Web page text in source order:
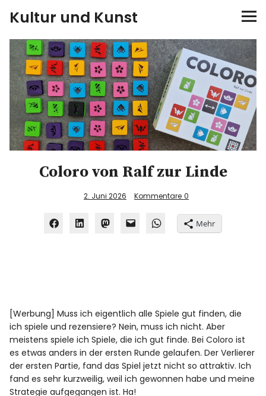
Kultur und Kunst
kultur & kunst
Ausstellungen
Spiele
Konzerte
Museen bei…
Coloro von Ralf zur Linde
2. Juni 2026 Kommentare 0
Mehr
[Werbung] Muss ich eigentlich alle Spiele gut finden, die
ich spiele und rezensiere? Nein, muss ich nicht. Aber
meistens spiele ich Spiele, die ich gut finde. Bei Coloro ist
es etwas anders in der ersten Runde gelaufen. Der Verlierer
der ersten Partie, fand das Spiel jetzt nicht so attraktiv. Ich
fand es sehr kurzweilig, weil ich gewonnen habe und meine
Strategie aufgegangen ist. Ha!